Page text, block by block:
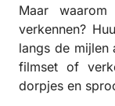
Maar
verkennen?
langs de mijlen
filmset of
dorpjes en